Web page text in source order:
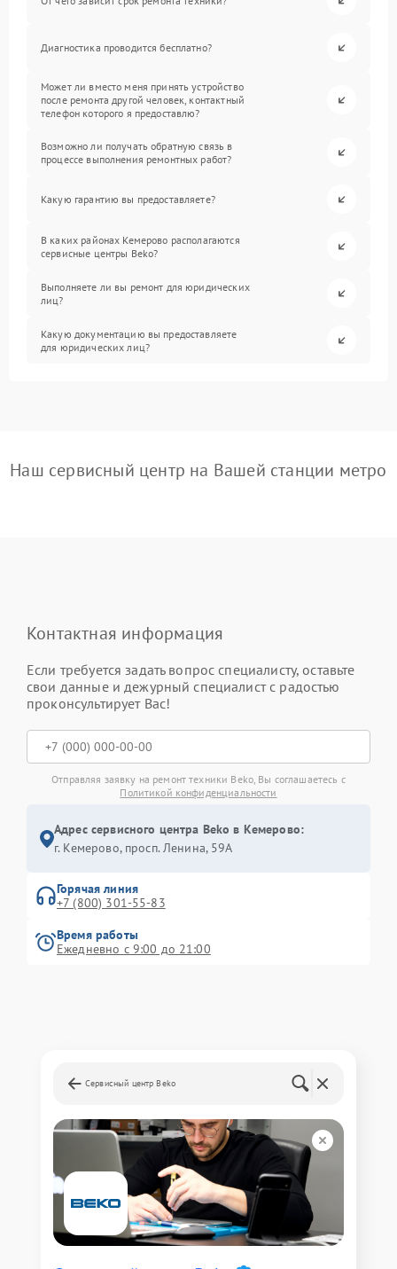
Диагностика проводится бесплатно?
Может ли вместо меня принять устройство
после ремонта другой человек, контактный
телефон которого я предоставлю?
Возможно ли получать обратную связь в
процессе выполнения ремонтных работ?
Какую гарантию вы предоставляете?
В каких районах Кемерово располагаются
сервисные центры Beko?
Выполняете ли вы ремонт для юридических
лиц?
Какую документацию вы предоставляете
для юридических лиц?
Наш сервисный центр на Вашей станции метро
Контактная информация
Если требуется задать вопрос специалисту, оставьте
свои данные и дежурный специалист с радостью
проконсультирует Вас!
Отправляя заявку на ремонт техники Beko, Вы соглашаетесь с
Политикой конфиденциальности
Адрес сервисного центра Beko в Кемерово:
г. Кемерово, просп. Ленина, 59А
Горячая линия
+7 (800) 301-55-83
Время работы
Ежедневно с 9:00 до 21:00
Сервисный центр Beko